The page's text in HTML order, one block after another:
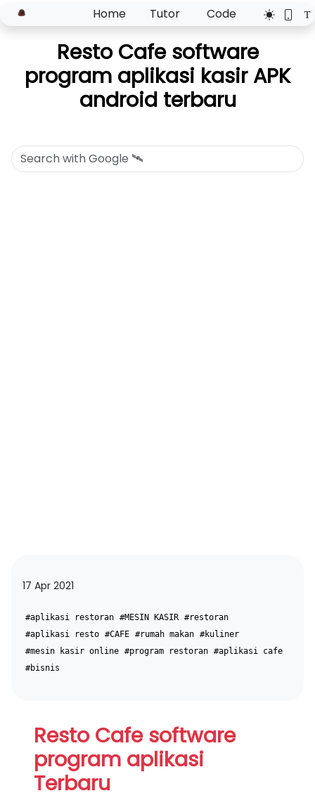
Home Tutor Code
Resto Cafe software
program aplikasi kasir APK
android terbaru
17 Apr 2021
#aplikasi restoran #MESIN KASIR #restoran
#aplikasi resto #CAFE #rumah makan #kuliner
#mesin kasir online #program restoran #aplikasi cafe
#bisnis
Resto Cafe software
program aplikasi
Terbaru